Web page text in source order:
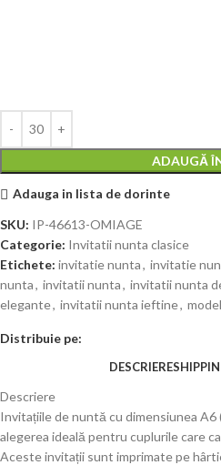
ADAUGĂ
Adauga in lista de dorinte
SKU: IP-46613-OMIAGE
Categorie: Invitatii nunta clasice
Etichete: invitatie nunta, invitatie
nunta, invitatii nunta, invitatii nunta
elegante, invitatii nunta ieftine,
Distribuie pe:
DESCRIERE
Descriere
Invitațiile de nuntă cu dimensiunea
alegerea ideală pentru cuplurile care
Aceste invitații sunt imprimate pe